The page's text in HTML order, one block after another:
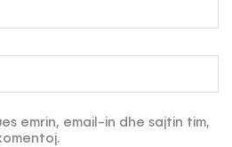
emrin, email-in dhe sajtin tim,